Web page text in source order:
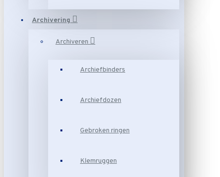
Archivering
Archiveren
Archiefbinders
Archiefdozen
Gebroken ringen
Klemruggen